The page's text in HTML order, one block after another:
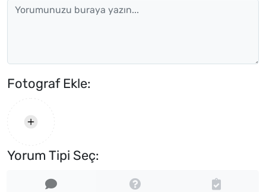
Fotograf Ekle:
Yorum Tipi Seç: